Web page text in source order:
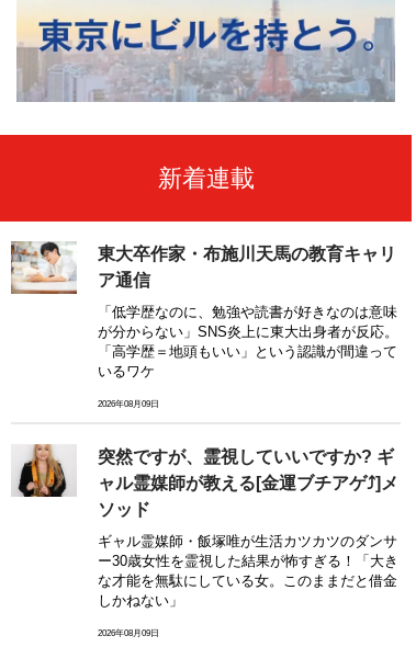
新着連載
東大卒作家・布施川天馬の教育キャリ
ア通信
「低学歴なのに、勉強や読書が好きなのは意味
が分からない」SNS炎上に東大出身者が反応。
「高学歴＝地頭もいい」という認識が間違って
いるワケ
2026年08月09日
突然ですが、霊視していいですか? ギ
ャル霊媒師が教える[金運ブチアゲ⤴]メ
ソッド
ギャル霊媒師・飯塚唯が生活カツカツのダンサ
ー30歳女性を霊視した結果が怖すぎる！「大き
な才能を無駄にしている女。このままだと借金
しかねない」
2026年08月09日